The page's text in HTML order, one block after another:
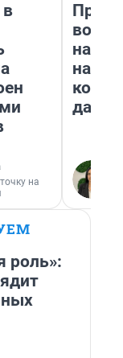
в
на
нам
даже
роль»: